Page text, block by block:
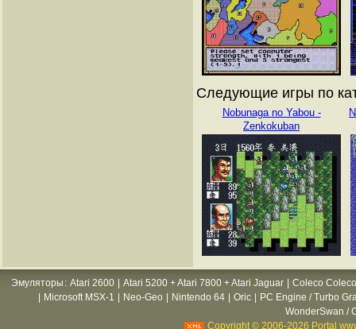
Следующие игры по
Nobunaga no Yabou -
Zenkokuban
Эмуляторы : Atari 2600 Atari 5200 + Atari 7800 + Atari Jaguar
Coleco
Microsoft MSX-1 Neo-Geo Nintendo 64 Oric
PC Engine / Turbo
WonderSwan /
Copyright © 2006-2026 Portal